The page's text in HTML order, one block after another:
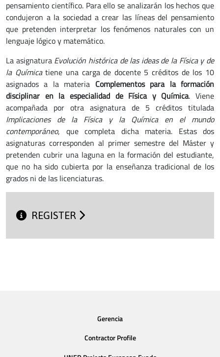
pensamiento científico. Para ello se analizarán los hechos que
condujeron a la sociedad a crear las líneas del pensamiento
que pretenden interpretar los fenómenos naturales con un
lenguaje lógico y matemático.
La asignatura Evolución histórica de las ideas de la Física y de
la Químicatiene una carga de docente 5 créditos de los 10
asignados a la materia Complementos para la formación
disciplinar en la especialidad de Física y Química. Viene
acompañada por otra asignatura de 5 créditos titulada
Implicaciones de la Física y la Química en el mundo
contemporáneo, que completa dicha materia. Estas dos
asignaturas corresponden al primer semestre del Máster y
pretenden cubrir una laguna en la formación del estudiante,
que no ha sido cubierta por la enseñanza tradicional de los
grados ni de las licenciaturas.
REGISTER
Gerencia
Contractor Profile